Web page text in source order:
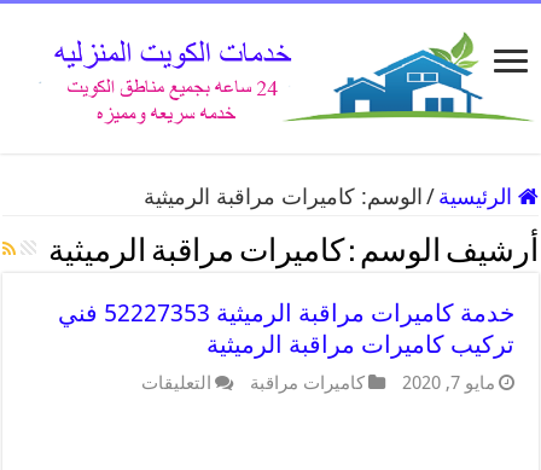
الرئيسية / الوسم:كاميرات مراقبة الرميثية
أرشيف الوسم : كاميرات مراقبة الرميثية
خدمة كاميرات مراقبة الرميثية 52227353 فني
تركيب كاميرات مراقبة الرميثية
مايو 7, 2020 كاميرات مراقبة التعليقات